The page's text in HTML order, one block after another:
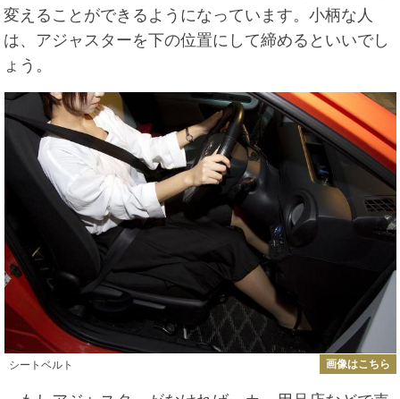
変えることができるようになっています。小柄な人
は、アジャスターを下の位置にして締めるといいでし
ょう。
シートベルト 画像はこちら